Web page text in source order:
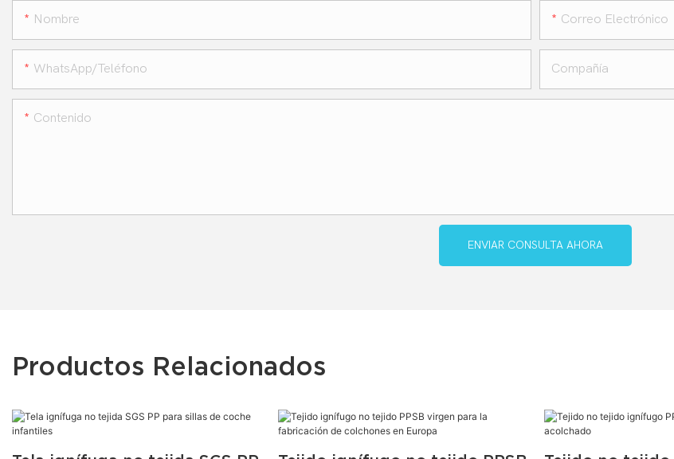
Nombre Correo Electrónico
WhatsApp/teléfono Compañía
Contenido
ENVIAR CONSULTA AHORA
Productos Relacionados